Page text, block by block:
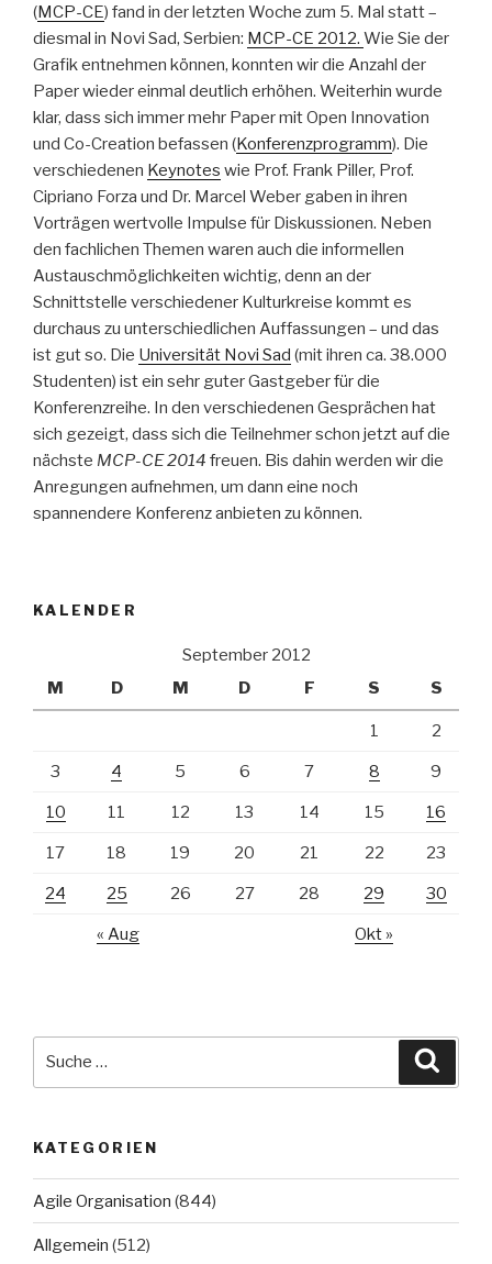
(MCP-CE) fand in der letzten Woche zum 5. Mal statt –
diesmal in Novi Sad, Serbien: MCP-CE 2012. Wie Sie der
Grafik entnehmen können, konnten wir die Anzahl der
Paper wieder einmal deutlich erhöhen. Weiterhin wurde
klar, dass sich immer mehr Paper mit Open Innovation
und Co-Creation befassen (Konferenzprogramm). Die
verschiedenen Keynotes wie Prof. Frank Piller, Prof.
Cipriano Forza und Dr. Marcel Weber gaben in ihren
Vorträgen wertvolle Impulse für Diskussionen. Neben
den fachlichen Themen waren auch die informellen
Austauschmöglichkeiten wichtig, denn an der
Schnittstelle verschiedener Kulturkreise kommt es
durchaus zu unterschiedlichen Auffassungen – und das
ist gut so. Die Universität Novi Sad (mit ihren ca. 38.000
Studenten) ist ein sehr guter Gastgeber für die
Konferenzreihe. In den verschiedenen Gesprächen hat
sich gezeigt, dass sich die Teilnehmer schon jetzt auf die
nächste MCP-CE 2014 freuen. Bis dahin werden wir die
Anregungen aufnehmen, um dann eine noch
spannendere Konferenz anbieten zu können.
KALENDER
September 2012
M
D M D F S S
1 2
3 4 5 6 7 8 9
10 11 12 13 14 15 16
17 18 19 20 21 22 23
24 25 26 27 28 29 30
« Aug Okt »
KATEGORIEN
Agile Organisation (844)
Allgemein (512)